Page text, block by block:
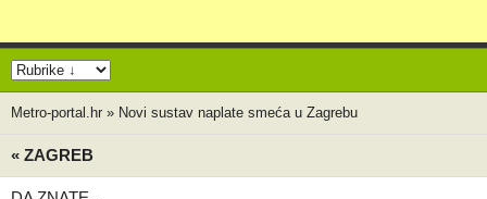
Metro-portal.hr » Novi sustav naplate smeća u Zagrebu
« ZAGREB